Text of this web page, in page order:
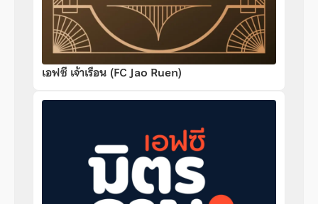
เอฟซี เจ้าเรือน (FC Jao Ruen)